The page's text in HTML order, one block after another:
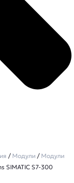
/ Модули / Модули
SIMATIC S7-300